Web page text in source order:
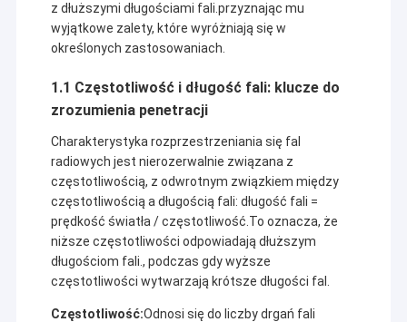
z dłuższymi długościami fali.przyznając mu
wyjątkowe zalety, które wyróżniają się w
określonych zastosowaniach.
1.1 Częstotliwość i długość fali: klucze do
zrozumienia penetracji
Charakterystyka rozprzestrzeniania się fal
radiowych jest nierozerwalnie związana z
częstotliwością, z odwrotnym związkiem między
częstotliwością a długością fali: długość fali =
prędkość światła / częstotliwość.To oznacza, że
niższe częstotliwości odpowiadają dłuższym
długościom fali., podczas gdy wyższe
częstotliwości wytwarzają krótsze długości fal.
Częstotliwość:Odnosi się do liczby drgań fali